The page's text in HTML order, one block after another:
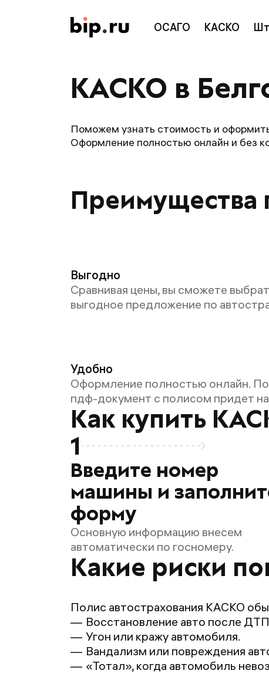
ОСАГО КАСКО
КАСКО в
Поможем узнать стоимость и
Оформление полностью онлайн и без
Преимущества
Выгодно
Сравнивая цены, вы сможете
выгодное предложение по
Удобно
Оформление полностью онлайн.
пдф-документ с полисом придет
Как купить
1
Введите номер
машины и
форму
Основную информацию внесем
автоматически по госномеру.
Какие риски
Полис автострахования КАСКО
Восстановление авто после
Угон или кражу автомобиля.
Вандализм или повреждения
«Тотал», когда автомобиль